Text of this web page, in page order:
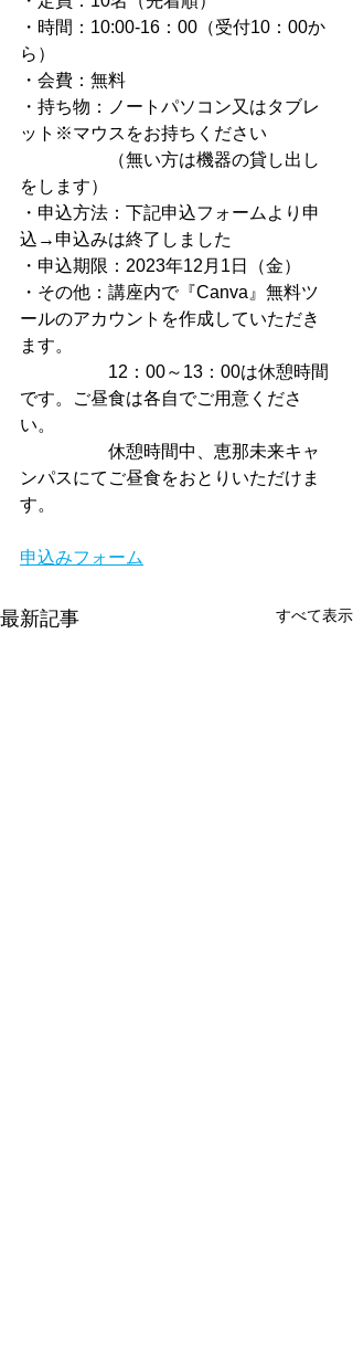
・時間：10:00-16：00（受付10：00か
ら）
・会費：無料
・持ち物：ノートパソコン又はタブレ
ット※マウスをお持ちください
（無い方は機器の貸し出し
をします）
・申込方法：下記申込フォームより申
込→申込みは終了しました
・申込期限：2023年12月1日（金）
・その他：講座内で『Canva』無料ツ
ールのアカウントを作成していただき
ます。
12：00～13：00は休憩時間
です。ご昼食は各自でご用意くださ
い。
休憩時間中、恵那未来キャ
ンパスにてご昼食をおとりいただけま
す。
申込みフォーム
最新記事 すべて表示